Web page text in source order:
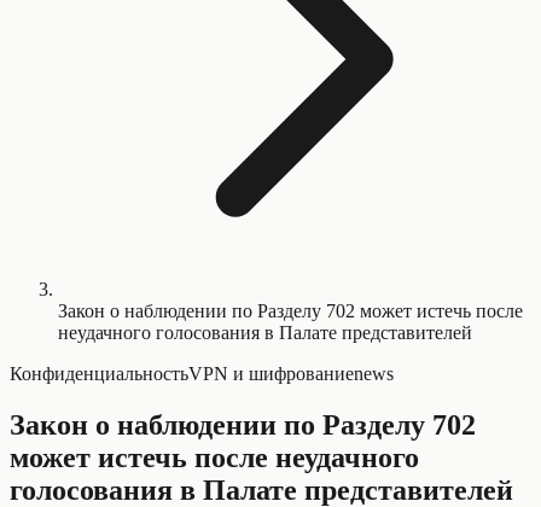
Закон о наблюдении по Разделу 702 может истечь после
неудачного голосования в Палате представителей
КонфиденциальностьVPN и шифрованиеnews
Закон о наблюдении по Разделу 702
может истечь после неудачного
голосования в Палате представителей